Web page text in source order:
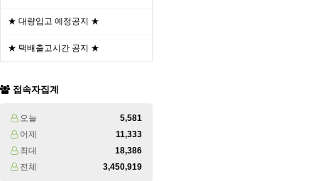
★ 대량입고 예정공지 ★
★ 택배출고시간 공지 ★
접속자집계
오늘
5,581
어제
11,333
최대
18,386
전체
3,450,919